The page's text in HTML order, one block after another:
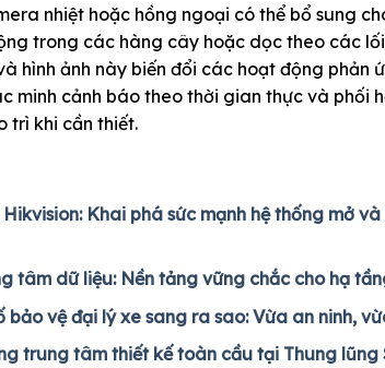
nhiệt hoặc hồng ngoại có thể bổ sung
trong các hàng cây hoặc dọc theo các
hình ảnh này biến đổi các hoạt động phản
minh cảnh báo theo thời gian thực và phối
trì khi cần thiết.
Khai phá sức mạnh hệ thống mở
tâm dữ liệu: Nền tảng vững chắc cho hạ
bảo vệ đại lý xe sang ra sao: Vừa an ninh,
trung tâm thiết kế toàn cầu tại Thung lũng